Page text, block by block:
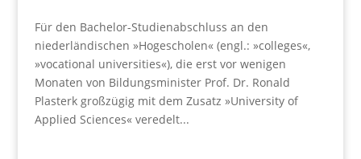
Für den Bachelor-Studienabschluss an den
niederländischen »Hogescholen« (engl.: »colleges«,
»vocational universities«), die erst vor wenigen
Monaten von Bildungsminister Prof. Dr. Ronald
Plasterk großzügig mit dem Zusatz »University of
Applied Sciences« veredelt...